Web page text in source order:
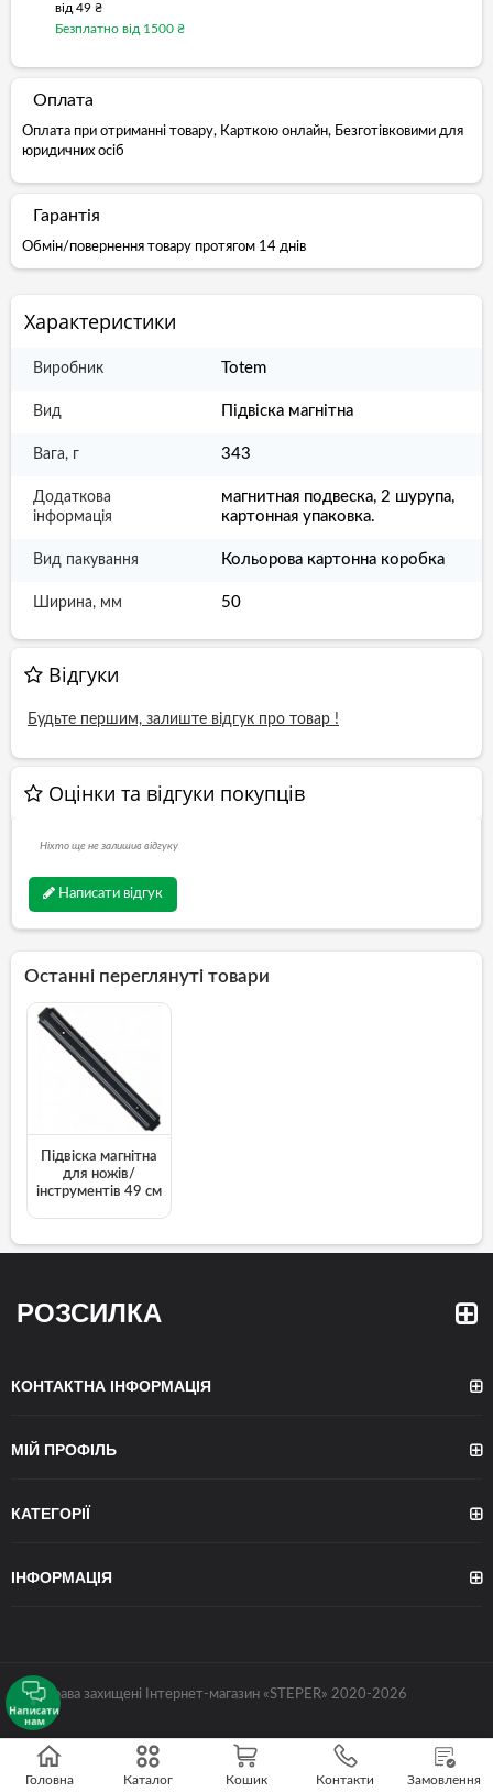
від 49 ₴
Безплатно від 1500 ₴
Оплата
Оплата при отриманні товару, Карткою онлайн, Безготівковими для
юридичних осіб
Гарантія
Обмін/повернення товару протягом 14 днів
Характеристики
Виробник Totem
Вид Підвіска магнітна
Вага, г 343
Додаткова
інформація
магнитная подвеска, 2 шурупа,
картонная упаковка.
Вид пакування Кольорова картонна коробка
Ширина, мм 50
Відгуки
Будьте першим, залиште відгук про товар !
Оцінки та відгуки покупців
Ніхто ще не залишив відгуку
Написати відгук
Останні переглянуті товари
Підвіска магнітна
для ножів/
інструментів 49 см
РОЗСИЛКА
КОНТАКТНА ІНФОРМАЦІЯ
МІЙ ПРОФІЛЬ
КАТЕГОРІЇ
ІНФОРМАЦІЯ
©Всі права захищені Інтернет-магазин «STEPER» 2020-2026
Головна Каталог Кошик Контакти Замовлення
Написати
нам